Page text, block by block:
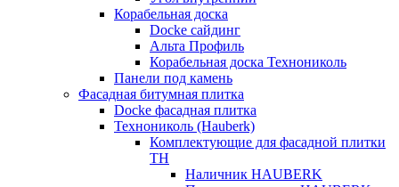
Корабельная доска
Docke сайдинг
Альта Профиль
Корабельная доска Технониколь
Панели под камень
Фасадная битумная плитка
Docke фасадная плитка
Технониколь (Hauberk)
Комплектующие для фасадной плитки
ТН
Наличник HAUBERK